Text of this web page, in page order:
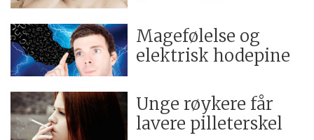
Magefølelse og
elektrisk hodepine
Unge røykere får
lavere pilleterskel